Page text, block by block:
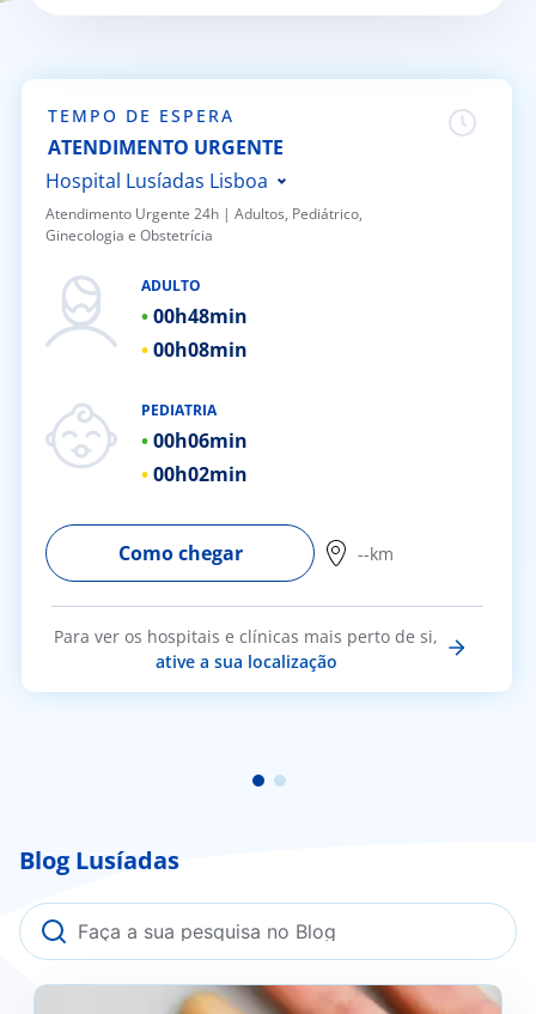
Sport
TEMPO DE ESPERA
ATENDIMENTO URGENTE
Hospital Lusíadas Lisboa
Hospital Lusíadas Porto
Hospital Lusíadas Braga
Hospital Lusíadas Amadora
Hospital Lusíadas Albufeira
Hospital Lusíadas Paços de
Ferreira
Atendimento Urgente 24h | ​Adultos, Pediátrico,
Ginecologia e Obstetrícia
ADULTO
00h48min
00h08min
PEDIATRIA
00h06min
00h02min
Como chegar --km
Para ver os hospitais e clínicas mais perto de si,
ative a sua localização
Blog Lusíadas
Fenómeno de Raynaud: o que é, como se previne e